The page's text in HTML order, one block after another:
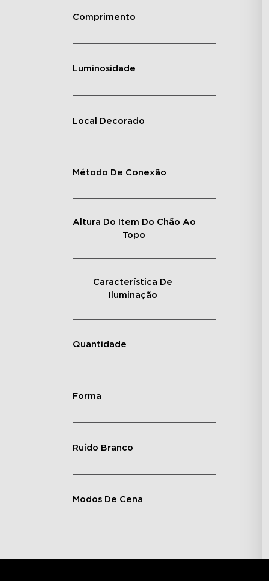
Comprimento
Luminosidade
Local Decorado
Método De Conexão
Altura Do Item Do Chão Ao
Topo
Característica De
Iluminação
Quantidade
Forma
Ruído Branco
Modos De Cena